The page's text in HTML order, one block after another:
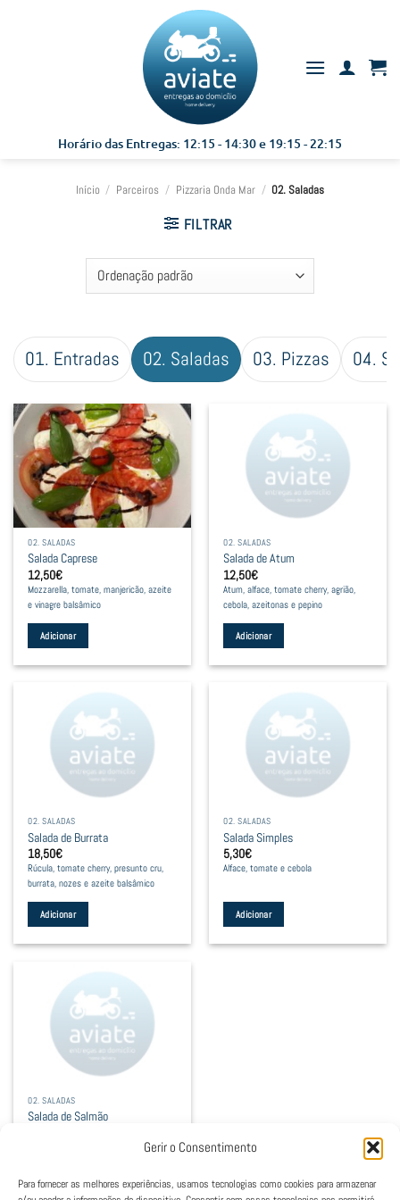
Gerir o Consentimento
Para fornecer as melhores experiências, usamos tecnologias como cookies para armazenar
Horário das Entregas: 12:15 - 14:30 e 19:15 - 22:15
Início / Parceiros / Pizzaria Onda Mar / 02. Saladas
FILTRAR
01. Entradas 02. Saladas 03. Pizzas 04.
02. SALADAS
Salada Caprese
12,50€
Mozzarella, tomate, manjericão, azeite
e vinagre balsâmico
Adicionar
02. SALADAS
Salada de Atum
12,50€
Atum, alface, tomate cherry, agrião,
cebola, azeitonas e pepino
Adicionar
02. SALADAS
Salada de Burrata
18,50€
Rúcula, tomate cherry, presunto cru,
burrata, nozes e azeite balsâmico
Adicionar
02. SALADAS
Salada Simples
5,30€
Alface, tomate e cebola
Adicionar
02. SALADAS
Salada de Salmão
Salmão, alface, rúcula, agrião, tomate
Adicionar